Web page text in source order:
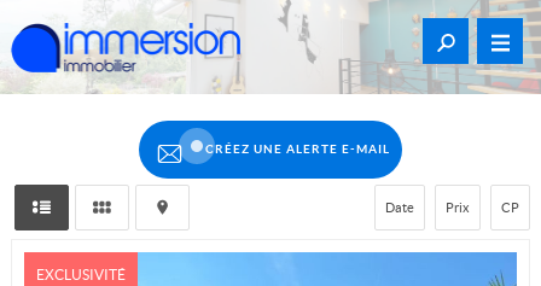
CRÉEZ UNE ALERTE E-MAIL
Date Prix CP
EXCLUSIVITÉ